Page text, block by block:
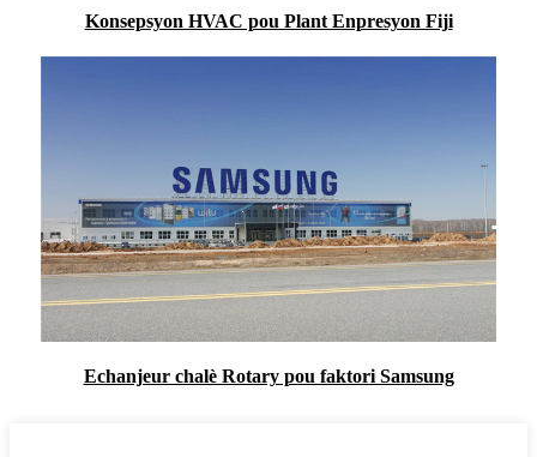
Konsepsyon HVAC pou Plant Enpresyon Fiji
Echanjeur chalè Rotary pou faktori Samsung